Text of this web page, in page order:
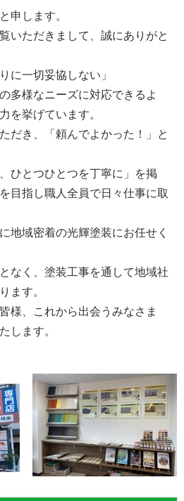
申します。
いただきまして、誠にありがと
に一切妥協しない」
多様なニーズに対応できるよ
を挙げています。
だき、「頼んでよかった！」と
ひとつひとつを丁寧に」を掲
目指し職人全員で日々仕事に取
地域密着の光輝塗装にお任せく
なく、塗装工事を通して地域社
ます。
様、これから出会うみなさま
します。